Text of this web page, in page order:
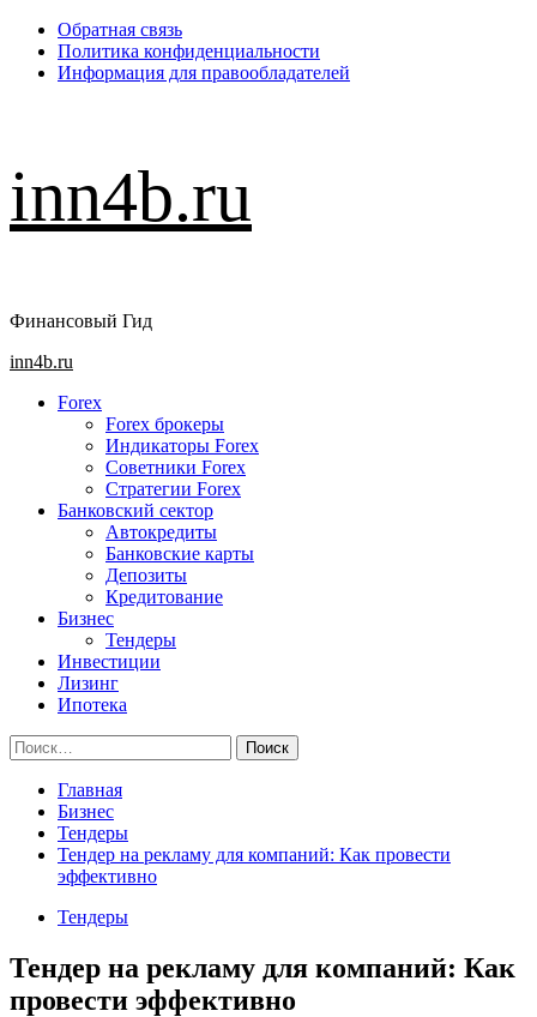
Перейти
содержимому
Обратная связь
Политика конфиденциальности
Информация для правообладателей
inn4b.ru
Финансовый Гид
Основное
inn4b.ru
Forex
Forex брокеры
Индикаторы Forex
Советники Forex
Стратегии Forex
Банковский сектор
Автокредиты
Банковские карты
Депозиты
Кредитование
Бизнес
Тендеры
Инвестиции
Лизинг
Ипотека
Найти:
Главная
Бизнес
Тендеры
Тендер на рекламу для компаний: Как провести
эффективно
Тендеры
Тендер на рекламу для компаний: Как
провести эффективно